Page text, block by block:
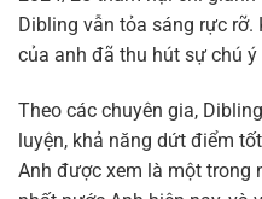
Dibling vẫn tỏa sáng rực
của anh đã thu hút sự chú
Theo các chuyên gia,
luyện, khả năng dứt điểm
Anh được xem là một trong